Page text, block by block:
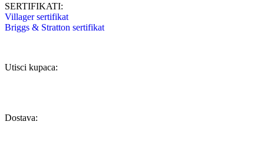
SERTIFIKATI:
Villager sertifikat
Briggs & Stratton sertifikat
Utisci kupaca:
Dostava: